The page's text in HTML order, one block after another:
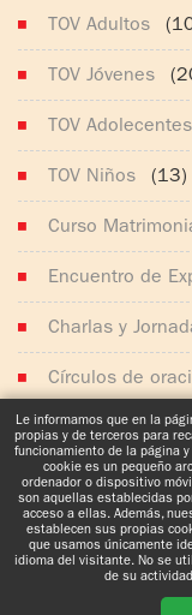
TOV Adultos
TOV Adolecentes
TOV Niños (13)
Curso
TOV Jóvenes
Encuentro de
Charlas y
Círculos de
Noticias
www.tovpil.org
Le informamos que en la
propias y de terceros para
funcionamiento de la página
cookie es un pequeño
ordenador o dispositivo
son aquellas establecidas
acceso a ellas. Además,
establecen sus propias
que usamos únicamente
idioma del visitante. No se
de su